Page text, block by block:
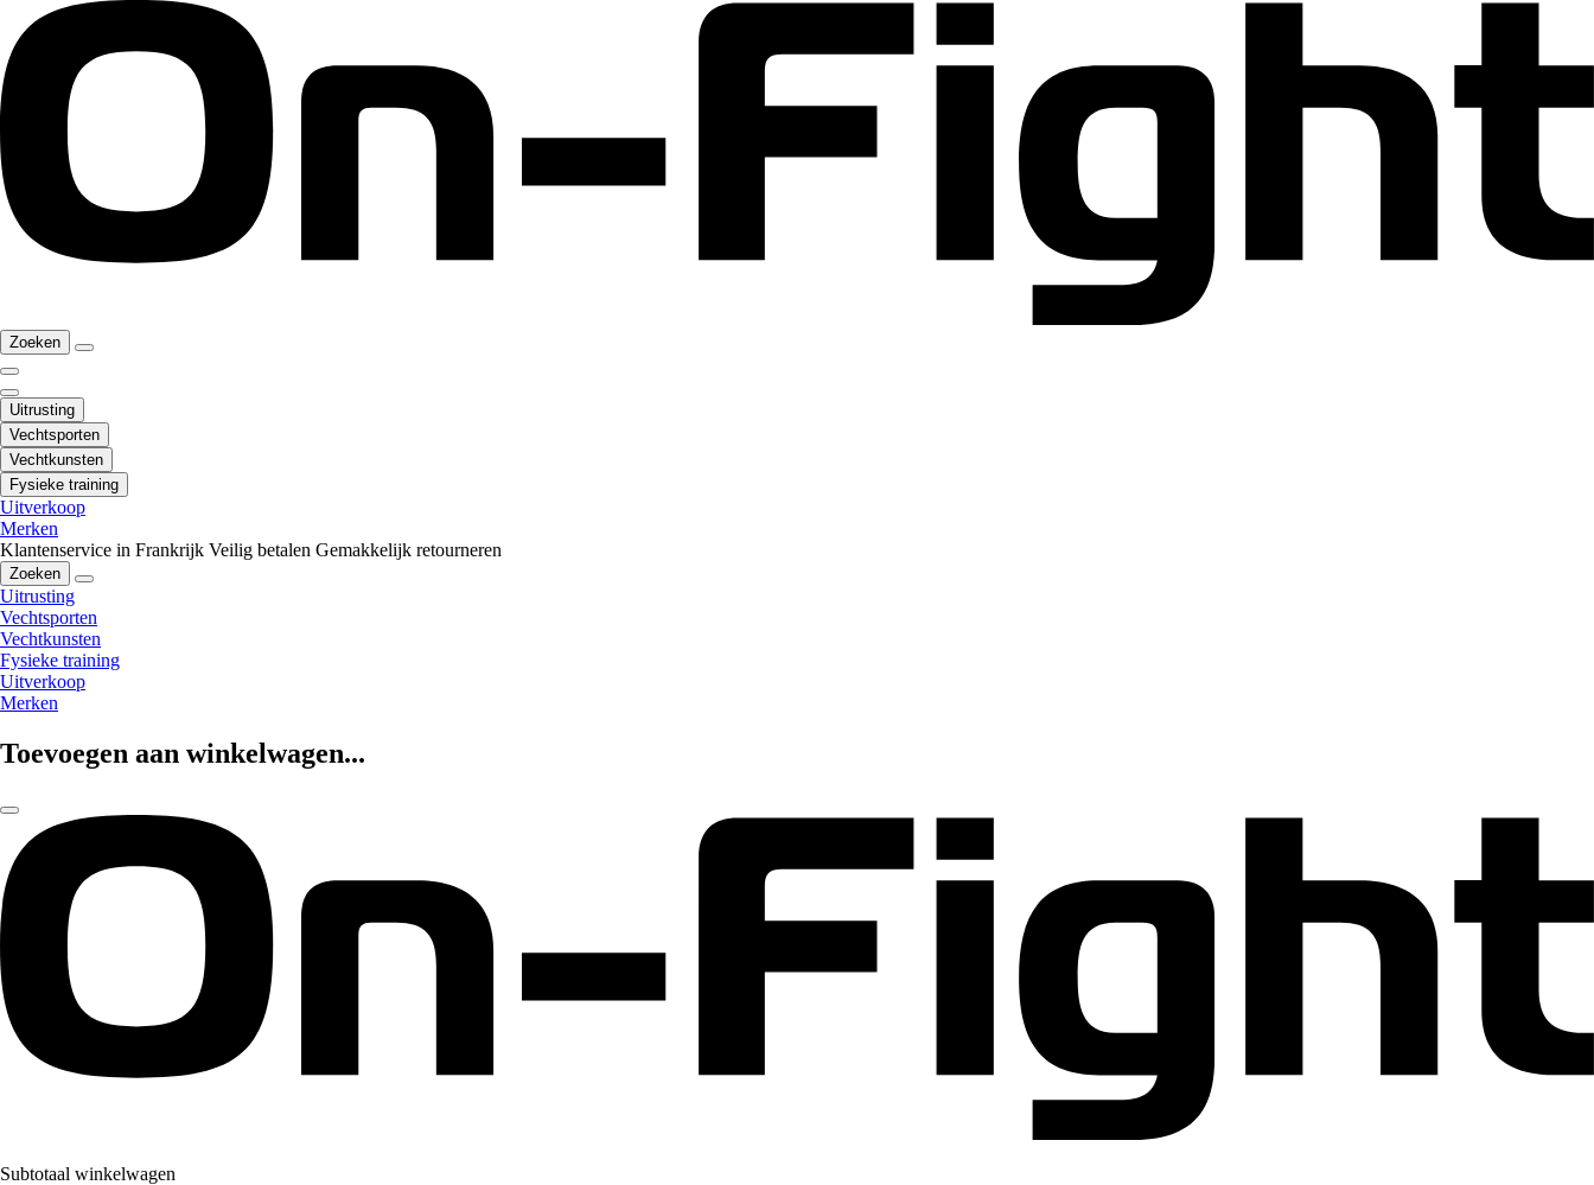
Zoeken
Uitrusting
Vechtsporten
Vechtkunsten
Fysieke training
Uitverkoop
Merken
Klantenservice in Frankrijk Veilig betalen Gemakkelijk retourneren
Zoeken
Uitrusting
Vechtsporten
Vechtkunsten
Fysieke training
Uitverkoop
Merken
Toevoegen aan winkelwagen...
Subtotaal winkelwagen